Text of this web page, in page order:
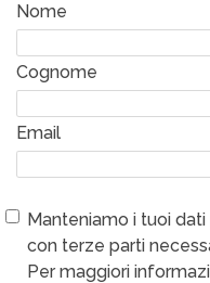
Nome
Cognome
Email
Manteniamo i tuoi
con terze parti
Per maggiori